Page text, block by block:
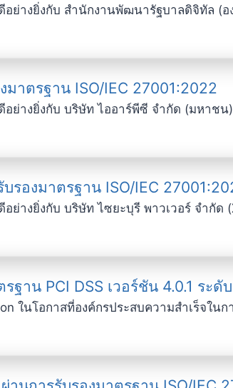
ย่างยิ่งกับ สำนักงานพัฒนารัฐบาลดิจิทัล (
าตรฐาน ISO/IEC 27001:2022
ย่างยิ่งกับ บริษัท ไออาร์พีซี จำกัด (มหาชน)
รองมาตรฐาน ISO/IEC
างยิ่งกับ บริษัท ไซยะบุรี พาวเวอร์ จำกัด
าน PCI DSS เวอร์ชัน 4.0.1 ระดั
ในโอกาสที่องค์กรประสบความสำเร็จในก